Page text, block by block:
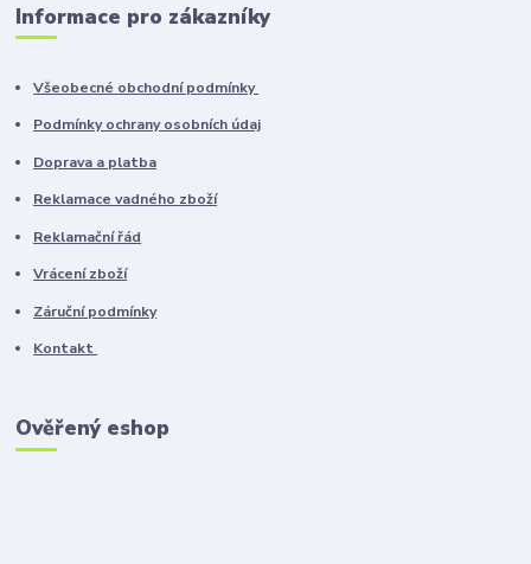
Informace pro zákazníky
Všeobecné obchodní podmínky
Podmínky ochrany osobních údaj
Doprava a platba
Reklamace vadného zboží
Reklamační řád
Vrácení zboží
Záruční podmínky
Kontakt
Ověřený eshop